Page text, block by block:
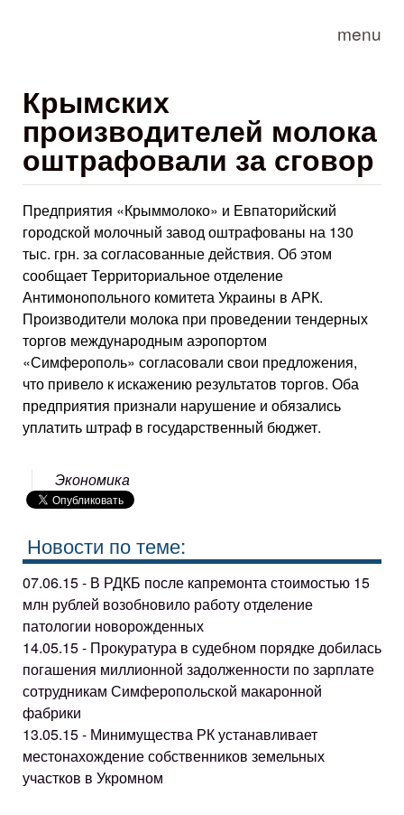
menu
Крымских
производителей молока
оштрафовали за сговор
Предприятия «Крыммолоко» и Евпаторийский
городской молочный завод оштрафованы на 130
тыс. грн. за согласованные действия. Об этом
сообщает Территориальное отделение
Антимонопольного комитета Украины в АРК.
Производители молока при проведении тендерных
торгов международным аэропортом
«Симферополь» согласовали свои предложения,
что привело к искажению результатов торгов. Оба
предприятия признали нарушение и обязались
уплатить штраф в государственный бюджет.
Экономика
Новости по теме:
07.06.15 - В РДКБ после капремонта стоимостью 15
млн рублей возобновило работу отделение
патологии новорожденных
14.05.15 - Прокуратура в судебном порядке добилась
погашения миллионной задолженности по зарплате
сотрудникам Симферопольской макаронной
фабрики
13.05.15 - Минимущества РК устанавливает
местонахождение собственников земельных
участков в Укромном